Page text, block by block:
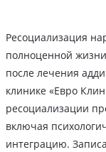
Ресоциализация
полноценной
после лечения
клинике «Евро
ресоциализации
включая
интеграцию.